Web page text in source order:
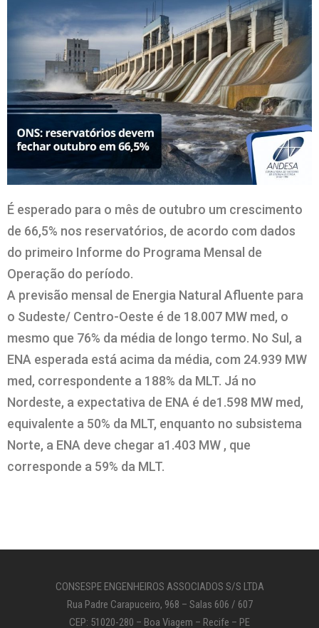
É esperado para o mês de outubro um crescimento
de 66,5% nos reservatórios, de acordo com dados
do primeiro Informe do Programa Mensal de
Operação do período.
A previsão mensal de Energia Natural Afluente para
o Sudeste/ Centro-Oeste é de 18.007 MW med, o
mesmo que 76% da média de longo termo. No Sul, a
ENA esperada está acima da média, com 24.939 MW
med, correspondente a 188% da MLT. Já no
Nordeste, a expectativa de ENA é de1.598 MW med,
equivalente a 50% da MLT, enquanto no subsistema
Norte, a ENA deve chegar a1.403 MW , que
corresponde a 59% da MLT.
CONSESPE ENGENHEIROS ASSOCIADOS S/S LTDA
Rua Padre Carapuceiro, 968 – Salas 606 / 607
CEP: 51020-280 – Boa Viagem – Recife – PE